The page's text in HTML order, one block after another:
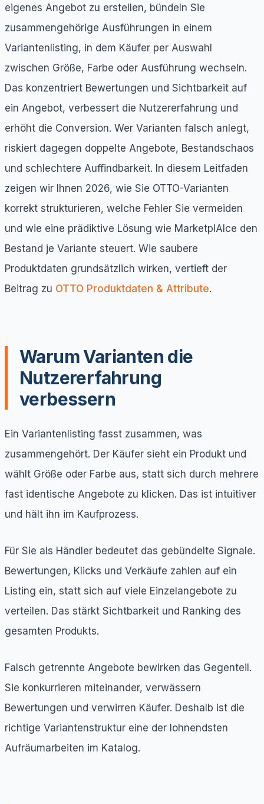
eigenes Angebot zu erstellen, bündeln Sie
zusammengehörige Ausführungen in einem
Variantenlisting, in dem Käufer per Auswahl
zwischen Größe, Farbe oder Ausführung wechseln.
Das konzentriert Bewertungen und Sichtbarkeit auf
ein Angebot, verbessert die Nutzererfahrung und
erhöht die Conversion. Wer Varianten falsch anlegt,
riskiert dagegen doppelte Angebote, Bestandschaos
und schlechtere Auffindbarkeit. In diesem Leitfaden
zeigen wir Ihnen 2026, wie Sie OTTO-Varianten
korrekt strukturieren, welche Fehler Sie vermeiden
und wie eine prädiktive Lösung wie MarketplAIce den
Bestand je Variante steuert. Wie saubere
Produktdaten grundsätzlich wirken, vertieft der
Beitrag zu OTTO Produktdaten & Attribute.
Warum Varianten die
Nutzererfahrung
verbessern
Ein Variantenlisting fasst zusammen, was
zusammengehört. Der Käufer sieht ein Produkt und
wählt Größe oder Farbe aus, statt sich durch mehrere
fast identische Angebote zu klicken. Das ist intuitiver
und hält ihn im Kaufprozess.
Für Sie als Händler bedeutet das gebündelte Signale.
Bewertungen, Klicks und Verkäufe zahlen auf ein
Listing ein, statt sich auf viele Einzelangebote zu
verteilen. Das stärkt Sichtbarkeit und Ranking des
gesamten Produkts.
Falsch getrennte Angebote bewirken das Gegenteil.
Sie konkurrieren miteinander, verwässern
Bewertungen und verwirren Käufer. Deshalb ist die
richtige Variantenstruktur eine der lohnendsten
Aufräumarbeiten im Katalog.